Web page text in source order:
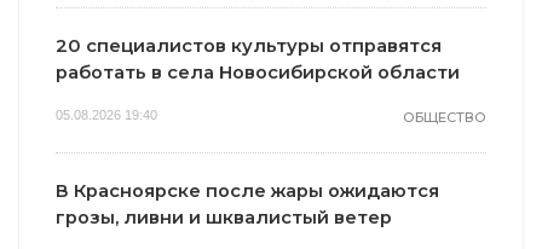
20 специалистов культуры отправятся
работать в села Новосибирской области
05.08.2026 19:40 ОБЩЕСТВО
В Красноярске после жары ожидаются
грозы, ливни и шквалистый ветер